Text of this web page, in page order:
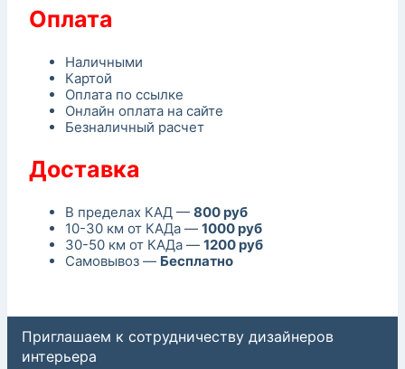
Оплата
Наличными
Картой
Оплата по ссылке
Онлайн оплата на сайте
Безналичный расчет
Доставка
В пределах КАД — 800 руб
10-30 км от КАДа — 1000 руб
30-50 км от КАДа — 1200 руб
Самовывоз — Бесплатно
Приглашаем к сотрудничеству дизайнеров
интерьера